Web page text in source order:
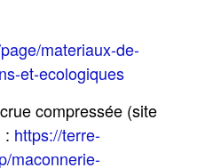
materiaux-de-
et-ecologiques
compressée (site
: https://terre-
maconnerie-